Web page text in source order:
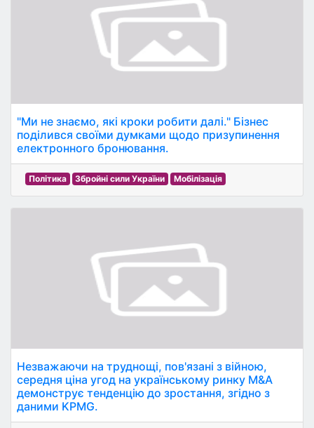
"Ми не знаємо, які кроки робити далі." Бізнес
поділився своїми думками щодо призупинення
електронного бронювання.
Політика Збройні сили України Мобілізація
Незважаючи на труднощі, пов'язані з війною,
середня ціна угод на українському ринку M&A
демонструє тенденцію до зростання, згідно з
даними KPMG.